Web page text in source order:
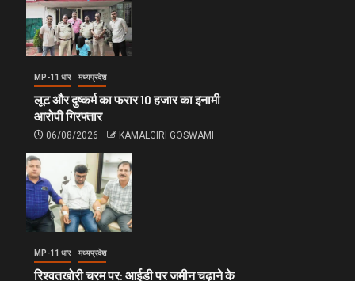
MP-11 धार मध्यप्रदेश
लूट और दुष्कर्म का फरार 10 हजार का इनामी
आरोपी गिरफ्तार
06/08/2026 KAMALGIRI GOSWAMI
MP-11 धार मध्यप्रदेश
रिश्वतखोरी चरम पर: आईडी पर जमीन चढ़ाने के